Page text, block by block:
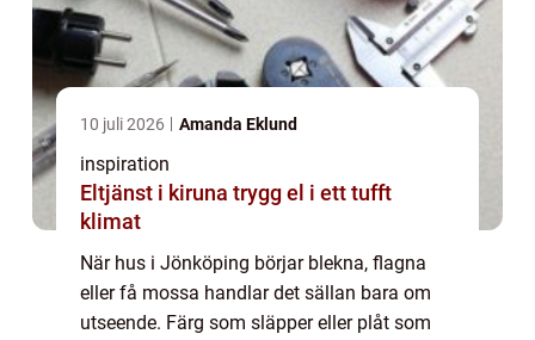
10 juli 2026 Amanda Eklund
inspiration
Eltjänst i kiruna trygg el i ett tufft
klimat
När hus i Jönköping börjar blekna, flagna
eller få mossa handlar det sällan bara om
utseende. Färg som släpper eller plåt som